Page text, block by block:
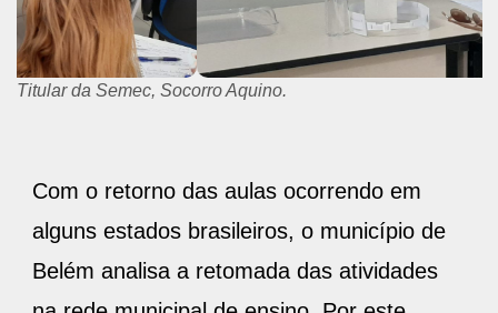
Titular da Semec, Socorro Aquino.
Com o retorno das aulas ocorrendo em
alguns estados brasileiros, o município de
Belém analisa a retomada das atividades